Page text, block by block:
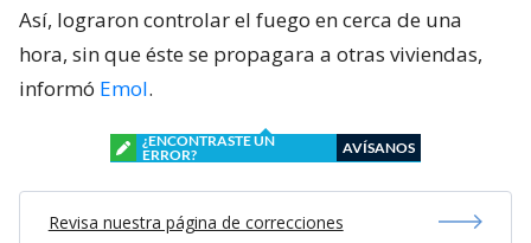
Así, lograron controlar el fuego en cerca de una
hora, sin que éste se propagara a otras viviendas,
informó Emol.
¿ENCONTRASTE UN
ERROR?
AVÍSANOS
Revisa nuestra página de correcciones